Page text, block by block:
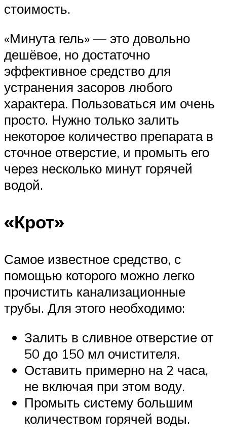
стоимость.
«Минута гель» — это довольно
дешёвое, но достаточно
эффективное средство для
устранения засоров любого
характера. Пользоваться им очень
просто. Нужно только залить
некоторое количество препарата в
сточное отверстие, и промыть его
через несколько минут горячей
водой.
«Крот»
Самое известное средство, с
помощью которого можно легко
прочистить канализационные
трубы. Для этого необходимо:
Залить в сливное отверстие от
50 до 150 мл очистителя.
Оставить примерно на 2 часа,
не включая при этом воду.
Промыть систему большим
количеством горячей воды.